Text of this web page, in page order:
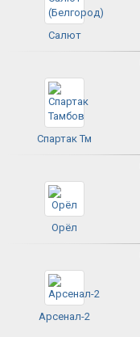
Салют
Спартак Тм
Орёл
Арсенал-2